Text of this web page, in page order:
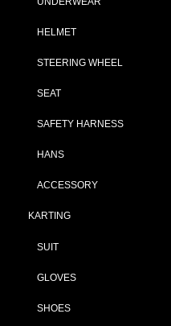
HELMET
STEERING WHEEL
SEAT
SAFETY HARNESS
HANS
ACCESSORY
KARTING
SUIT
GLOVES
SHOES